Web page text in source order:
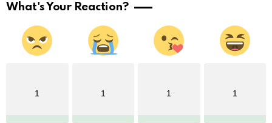
What's Your Reaction?
1 1 1 1